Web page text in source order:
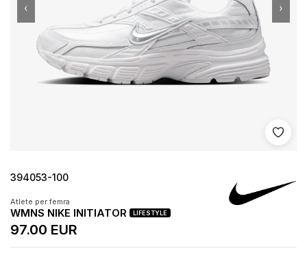
Shto
‹ ›
394053-100
Atlete per femra
WMNS NIKE INITIATOR LIFESTYLE
97.00 EUR